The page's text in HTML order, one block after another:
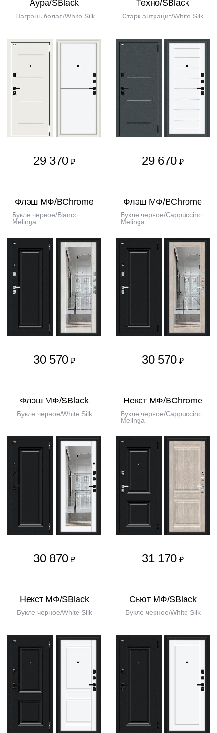
Аура/SBlack
Шагрень белая/White Silk
29 370 ₽
Техно/SBlack
Старк антрацит/White Silk
29 670 ₽
Флэш МФ/BChrome
Букле черное/Bianco
Melinga
30 570 ₽
Флэш МФ/BChrome
Букле черное/Cappuccino
Melinga
30 570 ₽
Флэш МФ/SBlack
Букле черное/White Silk
30 870 ₽
Некст МФ/BChrome
Букле черное/Cappuccino
Melinga
31 170 ₽
Некст МФ/SBlack
Букле черное/White Silk
Сьют МФ/SBlack
Букле черное/White Silk